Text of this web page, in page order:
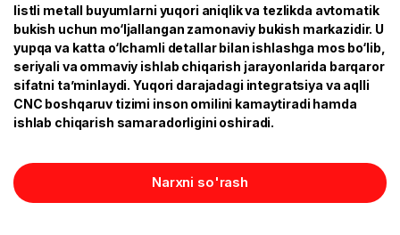
listli metall buyumlarni yuqori aniqlik va tezlikda avtomatik
bukish uchun mo‘ljallangan zamonaviy bukish markazidir. U
yupqa va katta o‘lchamli detallar bilan ishlashga mos bo‘lib,
seriyali va ommaviy ishlab chiqarish jarayonlarida barqaror
sifatni ta’minlaydi. Yuqori darajadagi integratsiya va aqlli
CNC boshqaruv tizimi inson omilini kamaytiradi hamda
ishlab chiqarish samaradorligini oshiradi.
Narxni so'rash